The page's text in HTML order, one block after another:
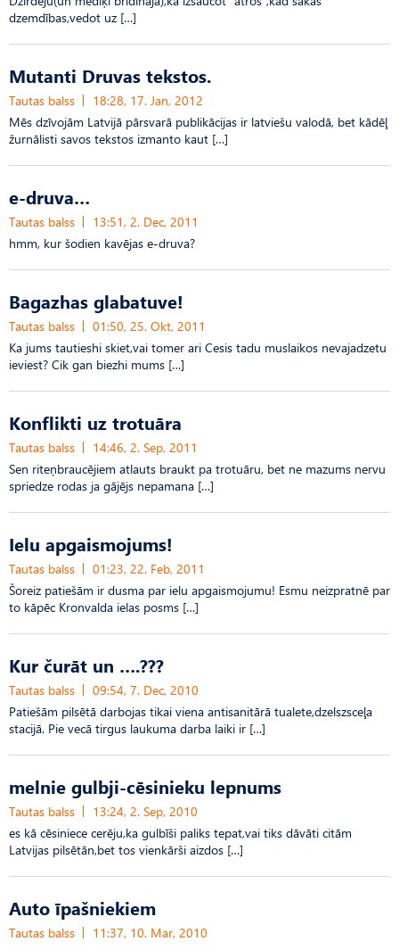
dzemdības,vedot uz […]
Mutanti Druvas tekstos.
Tautas balss
18:28, 17. Jan, 2012
Mēs dzīvojām Latvijā pārsvarā publikācijas ir latviešu valodā, bet kādēļ
žurnālisti savos tekstos izmanto kaut […]
e-druva…
Tautas balss
13:51, 2. Dec, 2011
hmm, kur šodien kavējas e-druva?
Bagazhas glabatuve!
Tautas balss
01:50, 25. Okt, 2011
Ka jums tautieshi skiet,vai tomer ari Cesis tadu muslaikos nevajadzetu
ieviest? Cik gan biezhi mums […]
Konflikti uz trotuāra
Tautas balss
14:46, 2. Sep, 2011
Sen riteņbraucējiem atlauts braukt pa trotuāru, bet ne mazums nervu
spriedze rodas ja gājējs nepamana […]
Ielu apgaismojums!
Tautas balss
01:23, 22. Feb, 2011
Šoreiz patiešām ir dusma par ielu apgaismojumu! Esmu neizpratnē par
to kāpēc Kronvalda ielas posms […]
Kur čurāt un ….???
Tautas balss
09:54, 7. Dec, 2010
Patiešām pilsētā darbojas tikai viena antisanitārā tualete,dzelszsceļa
stacijā. Pie vecā tirgus laukuma darba laiki ir […]
melnie gulbji-cēsinieku lepnums
Tautas balss
13:24, 2. Sep, 2010
es kā cēsiniece cerēju,ka gulbīši paliks tepat,vai tiks dāvāti citām
Latvijas pilsētān,bet tos vienkārši aizdos […]
Auto īpašniekiem
Tautas balss
11:37, 10. Mar, 2010